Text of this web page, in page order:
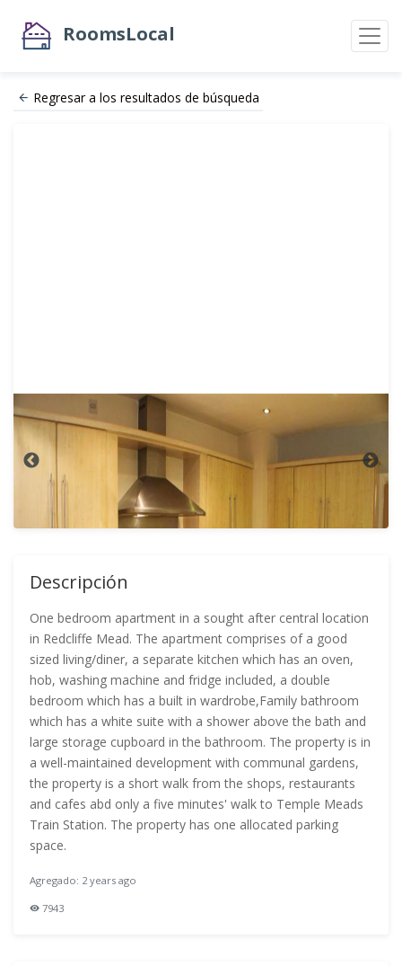
RoomsLocal
Regresar a los resultados de búsqueda
Descripción
One bedroom apartment in a sought after central location
in Redcliffe Mead. The apartment comprises of a good
sized living/diner, a separate kitchen which has an oven,
hob, washing machine and fridge included, a double
bedroom which has a built in wardrobe,Family bathroom
which has a white suite with a shower above the bath and
large storage cupboard in the bathroom. The property is in
a well-maintained development with communal gardens,
the property is a short walk from the shops, restaurants
and cafes abd only a five minutes' walk to Temple Meads
Train Station. The property has one allocated parking
space.
Agregado: 2 years ago
7943